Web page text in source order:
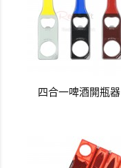
四合一啤酒開瓶器